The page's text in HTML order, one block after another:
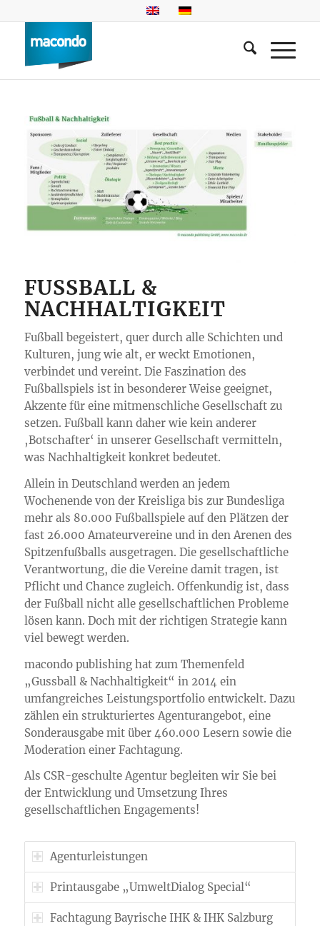
FUSSBALL & N
ACHHALTIGKEIT
Fußball begeistert, quer durch alle Schichten und
Kulturen, jung wie alt, er weckt Emotionen,
verbindet und vereint. Die Faszination des
Fußballspiels ist in besonderer Weise geeignet,
Akzente für eine mitmenschliche Gesellschaft zu
setzen. Fußball kann daher wie kein anderer
‚Botschafter‘ in unserer Gesellschaft vermitteln,
was Nachhaltigkeit konkret bedeutet.
Allein in Deutschland werden an jedem
Wochenende von der Kreisliga bis zur Bundesliga
mehr als 80.000 Fußballspiele auf den Plätzen der
fast 26.000 Amateurvereine und in den Arenen des
Spitzenfußballs ausgetragen. Die gesellschaftliche
Verantwortung, die die Vereine damit tragen, ist
Pflicht und Chance zugleich. Offenkundig ist, dass
der Fußball nicht alle gesellschaftlichen Probleme
lösen kann. Doch mit der richtigen Strategie kann
viel bewegt werden.
macondo publishing hat zum Themenfeld
„Gussball & Nachhaltigkeit“ in 2014 ein
umfangreiches Leistungsportfolio entwickelt. Dazu
zählen ein strukturiertes Agenturangebot, eine
Sonderausgabe mit über 460.000 Lesern sowie die
Moderation einer Fachtagung.
Als CSR-geschulte Agentur begleiten wir Sie bei
der Entwicklung und Umsetzung Ihres
gesellschaftlichen Engagements!
Agenturleistungen
Printausgabe „UmweltDialog Special“
Fachtagung Bayrische IHK & IHK Salzburg